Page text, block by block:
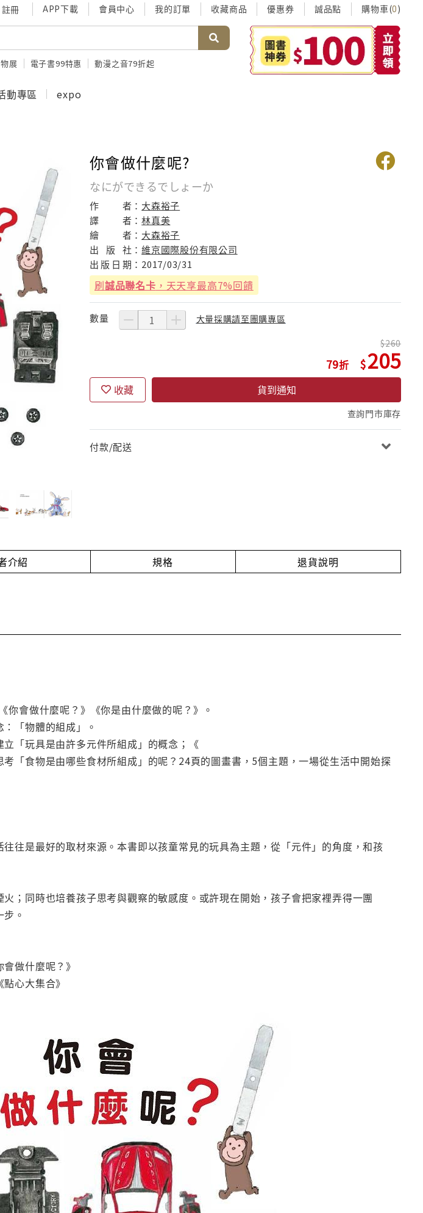
註冊 APP下載 會員中心 我的訂單 收藏商品 優惠券 誠品點 購物車(0)
展 電子書99特惠 動漫之音79折起
動專區 expo
你會做什麼呢?
なにができるでしょーか
作 者： 大森裕子
譯
者：林真美
繪
者： 大森裕子
出
版 社：維京國際股份有限公司
出 版 日 期： 2017/03/31
刷誠品聯名卡 ，天天享最高7%回饋
數量 大量採購請至團購專區
79
260
205
收藏 貨到通知
查詢門市庫存
付款/配送
介紹 規格 退貨說明
會做什麼呢？》《你是由什麼做的呢？》。
「物體的組成」。
「玩具是由許多元件所組成」的概念；《
「食物是由哪些食材所組成」的呢？24頁的圖畫書，5個主題，一場從生活中開始探
往是最好的取材來源。本書即以孩童常見的玩具為主題，從「元件」的角度，和孩
；同時也培養孩子思考與觀察的敏感度。或許現在開始，孩子會把家裡弄得一團
。
做什麼呢？》
心大集合》